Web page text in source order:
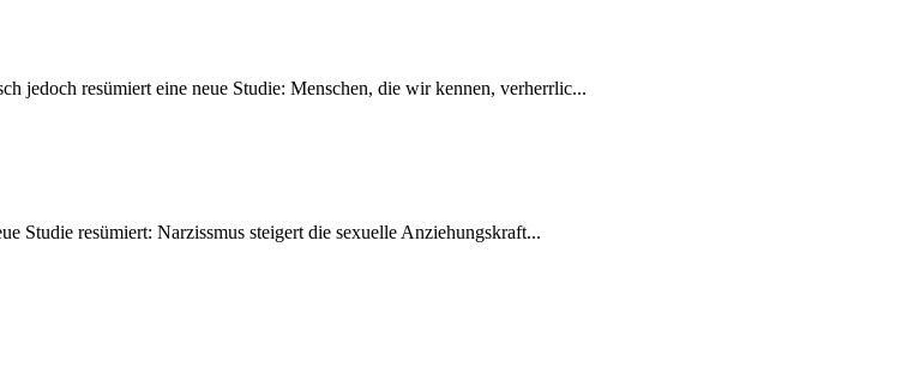
jedoch resümiert eine neue Studie: Menschen, die wir kennen, verherrlic...
Studie resümiert: Narzissmus steigert die sexuelle Anziehungskraft...